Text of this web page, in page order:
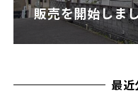
販売を開始しま
最